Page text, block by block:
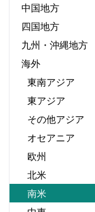
中国地方
四国地方
九州・沖縄地方
海外
東南アジア
東アジア
その他アジア
オセアニア
欧州
北米
南米